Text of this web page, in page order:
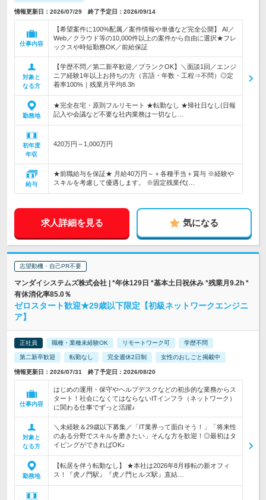
情報更新日：2026/07/29 終了予定日：2026/09/14
仕事内容
【希望案件に100%配属／案件情報や単価など完全公開】 AI／
Web／クラウド等の10,000件以上の案件から自由に選択★フレ
ックスや時短勤務OK／前給保証
対象と
なる方
【学歴不問／第二新卒歓迎／ブランクOK】＼面談1回／エンジ
ニア経験1年以上お持ちの方（言語・年数・工程⇒不問）◎定
着率100%｜残業月平均8.3h
勤務地
★完全在宅・原則フルリモート ★転勤なし ★帰社日なし(日報
記入や会議など不要な社内業務は一切なし…
初年度
年収
420万円～1,000万円
給与
★前職給与を保証★ 月給40万円～＋各種手当＋賞与 ※経験や
スキルを考慮して優遇します。 ※固定残業代(…
求人詳細を見る 気になる
志望動機・自己PR不要
マンダイシステムズ株式会社 | *年休129日 *基本土日祝休み *残業月9.2h *
有休消化率85.0％
ゼロスタート歓迎★29歳以下限定【初級ネットワークエンジニ
ア】
正社員 職種・業種未経験OK リモートワーク可 学歴不問
第二新卒歓迎 転勤なし 完全週休2日制 女性のおしごと掲載中
情報更新日：2026/07/31 終了予定日：2026/08/20
仕事内容
はじめの運用・保守やヘルプデスクなどの初歩的な業務からス
タート！社会になくてはならないITインフラ（ネットワーク）
に関わる仕事でずっと活躍♪
対象と
なる方
＼未経験＆29歳以下募集／「IT業界って面白そう！」「将来性
のある分野でスキルを磨きたい」そんな方を歓迎！◎最初はタ
イピングができればOK♪
勤務地
【転居を伴う転勤なし】 ★本社は2026年8月移転の新オフィ
ス！『虎ノ門駅』『虎ノ門ヒルズ駅』直結…